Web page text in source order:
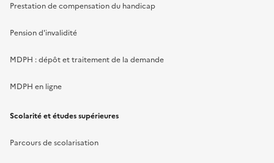
Prestation de compensation du handicap
Pension d'invalidité
MDPH : dépôt et traitement de la demande
MDPH en ligne
Scolarité et études supérieures
Parcours de scolarisation